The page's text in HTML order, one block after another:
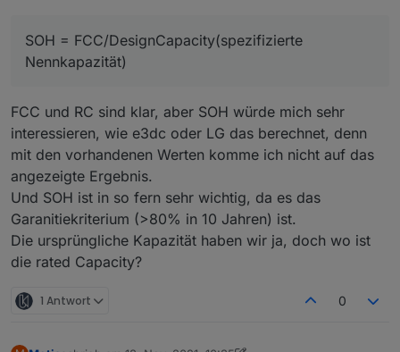
e3dc-rscp.0.BAT.BAT#0.RC mit "Verbleibende
Kapazität [Ah]" ?
Aktuell steht dort FCC und RC.
aber gerne einfügen.
FCC = full charge capacity = das, was der Akku z.Zt.
abgeben kann, wenn er zuvor voll aufgeladen war.
ausgehen vom momentanen Ladezustand abgeben
kann.
SOH = FCC/DesignCapacity(spezifizierte
Nennkapazität)
Ist das in etwa richtig?
SOH = FCC/DesignCapacity(spezifizierte
Nennkapazität)
FCC und RC sind klar, aber SOH würde mich sehr
interessieren, wie e3dc oder LG das berechnet, denn
mit den vorhandenen Werten komme ich nicht auf das
angezeigte Ergebnis.
Und SOH ist in so fern sehr wichtig, da es das
Garanitiekriterium (>80% in 10 Jahren) ist.
Die ursprüngliche Kapazität haben wir ja, doch wo ist
die rated Capacity?
1 Antwort 0